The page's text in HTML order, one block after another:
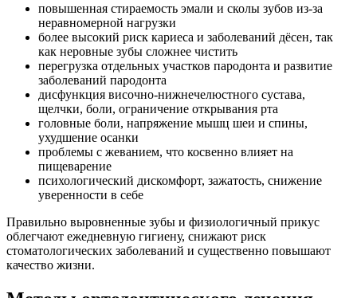
повышенная стираемость эмали и сколы зубов из-за
неравномерной нагрузки
более высокий риск кариеса и заболеваний дёсен, так
как неровные зубы сложнее чистить
перегрузка отдельных участков пародонта и развитие
заболеваний пародонта
дисфункция височно-нижнечелюстного сустава,
щелчки, боли, ограничение открывания рта
головные боли, напряжение мышц шеи и спины,
ухудшение осанки
проблемы с жеванием, что косвенно влияет на
пищеварение
психологический дискомфорт, зажатость, снижение
уверенности в себе
Правильно выровненные зубы и физиологичный прикус
облегчают ежедневную гигиену, снижают риск
стоматологических заболеваний и существенно повышают
качество жизни.